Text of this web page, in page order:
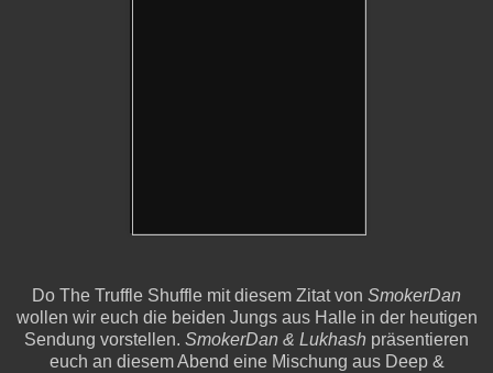
Do The Truffle Shuffle mit diesem Zitat von SmokerDan
wollen wir euch die beiden Jungs aus Halle in der heutigen
Sendung vorstellen. SmokerDan & Lukhash präsentieren
euch an diesem Abend eine Mischung aus Deep &